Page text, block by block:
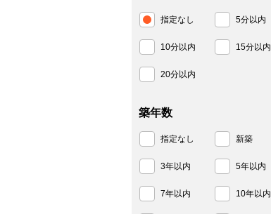
指定なし 5分以内
10分以内 15分以内
20分以内
築年数
指定なし 新築
3年以内 5年以内
7年以内 10年以内